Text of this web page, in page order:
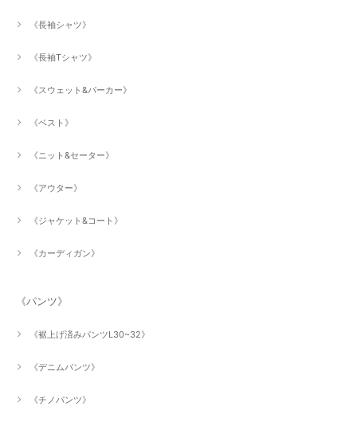
《長袖シャツ》
《長袖Tシャツ》
《スウェット&パーカー》
《ベスト》
《ニット&セーター》
《アウター》
《ジャケット&コート》
《カーディガン》
《パンツ》
《裾上げ済みパンツL30~32》
《デニムパンツ》
《チノパンツ》